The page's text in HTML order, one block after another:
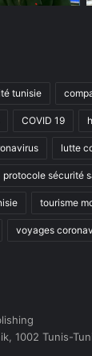
tunisie
COVID 19
lutte
protocole sécurité
tourisme
voyages
1002 Tunis-